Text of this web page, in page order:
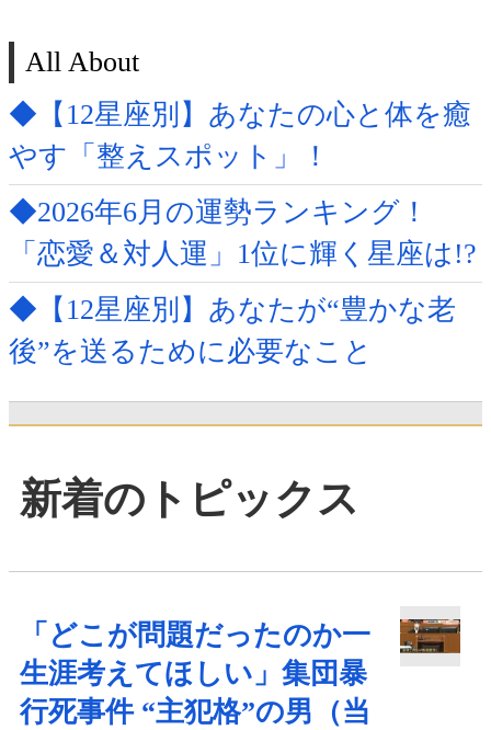
All About
◆【12星座別】あなたの心と体を癒
やす「整えスポット」！
◆2026年6月の運勢ランキング！
「恋愛＆対人運」1位に輝く星座は!?
◆【12星座別】あなたが“豊かな老
後”を送るために必要なこと
新着のトピックス
「どこが問題だったのか一
生涯考えてほしい」集団暴
行死事件 “主犯格”の男（当